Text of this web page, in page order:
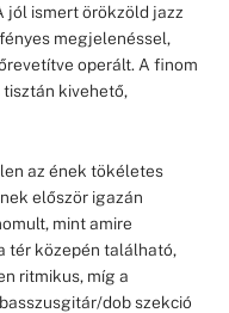
jól ismert örökzöld jazz
megjelenéssel,
operált. A finom
kivehető,
az ének tökéletes
először igazán
mint amire
tér közepén található,
ritmikus, míg a
dob szekció